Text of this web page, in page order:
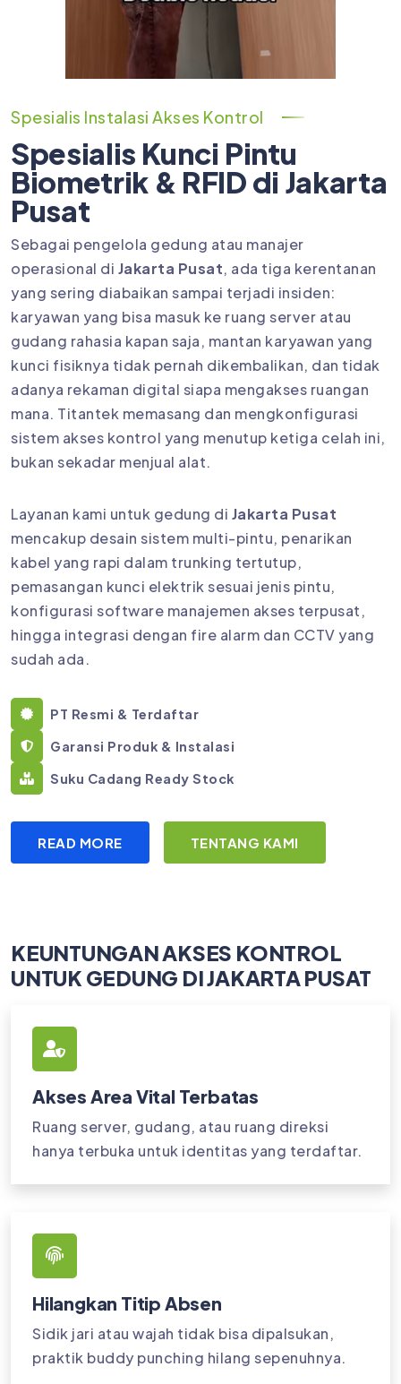
Spesialis Instalasi Akses Kontrol
Spesialis Kunci Pintu
Biometrik & RFID di Jakarta
Pusat
Sebagai pengelola gedung atau manajer
operasional di Jakarta Pusat, ada tiga kerentanan
yang sering diabaikan sampai terjadi insiden:
karyawan yang bisa masuk ke ruang server atau
gudang rahasia kapan saja, mantan karyawan yang
kunci fisiknya tidak pernah dikembalikan, dan tidak
adanya rekaman digital siapa mengakses ruangan
mana. Titantek memasang dan mengkonfigurasi
sistem akses kontrol yang menutup ketiga celah ini,
bukan sekadar menjual alat.
Layanan kami untuk gedung di Jakarta Pusat
mencakup desain sistem multi-pintu, penarikan
kabel yang rapi dalam trunking tertutup,
pemasangan kunci elektrik sesuai jenis pintu,
konfigurasi software manajemen akses terpusat,
hingga integrasi dengan fire alarm dan CCTV yang
sudah ada.
PT Resmi & Terdaftar
Garansi Produk & Instalasi
Suku Cadang Ready Stock
READ MORE TENTANG KAMI
KEUNTUNGAN AKSES KONTROL
UNTUK GEDUNG DI JAKARTA PUSAT
Akses Area Vital Terbatas
Ruang server, gudang, atau ruang direksi
hanya terbuka untuk identitas yang terdaftar.
Hilangkan Titip Absen
Sidik jari atau wajah tidak bisa dipalsukan,
praktik buddy punching hilang sepenuhnya.